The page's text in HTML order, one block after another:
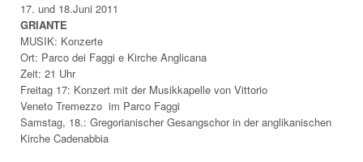
17. und 18.Juni 2011
GRIANTE
MUSIK: Konzerte
Ort: Parco dei Faggi e Kirche Anglicana
Zeit: 21 Uhr
Freitag 17: Konzert mit der Musikkapelle von Vittorio
Veneto Tremezzo im Parco Faggi
Samstag, 18.: Gregorianischer Gesangschor in der anglikanischen
Kirche Cadenabbia